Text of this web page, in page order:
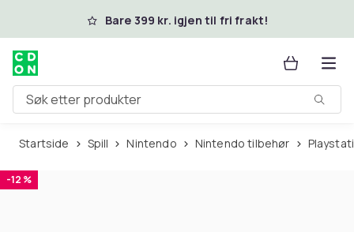
Hopp til hovedinnholdBare 399 kr. igjen til fri frakt!
Søk etter produkter
Startside Spill Nintendo Nintendo tilbehør
-12 %